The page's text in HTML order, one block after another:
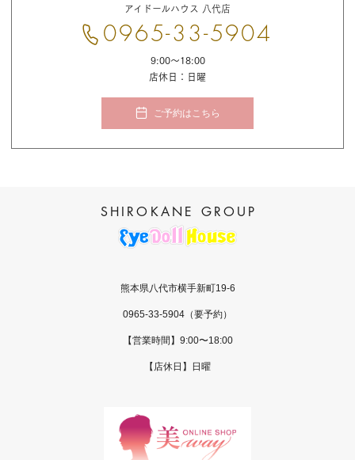
い
わ
せ
アイドールハウス 八代店
0965-33-5904
9:00〜18:00
店休日：日曜
ご予約はこちら
熊本県八代市横手新町19-6
0965-33-5904 （要予約）
【営業時間】9:00〜18:00
【店休日】日曜